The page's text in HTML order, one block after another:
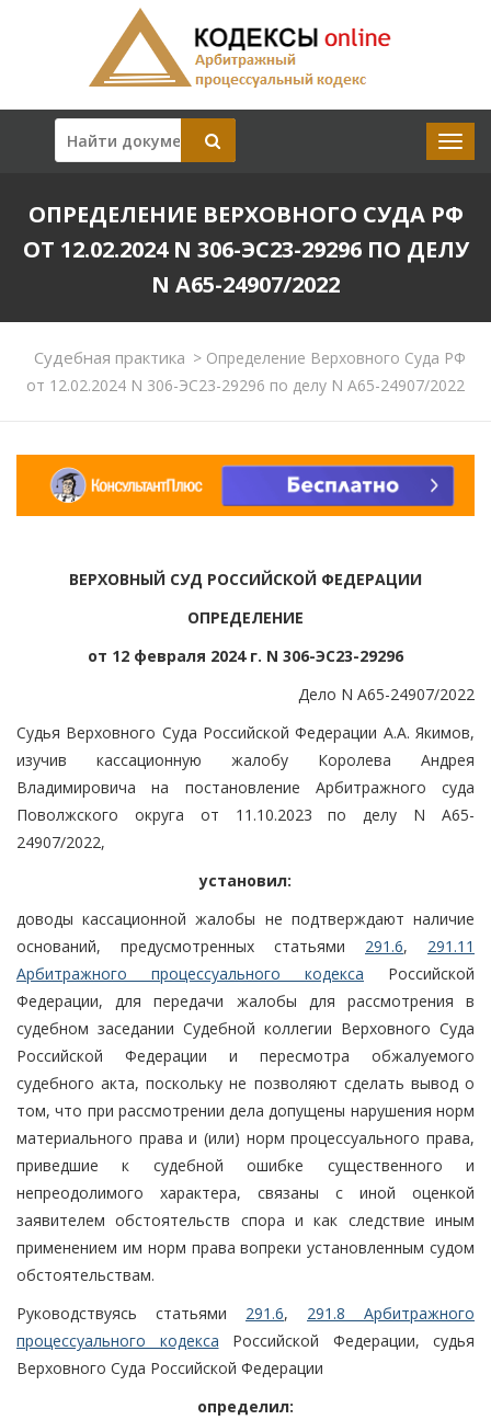
ОПРЕДЕЛЕНИЕ ВЕРХОВНОГО СУДА РФ
ОТ 12.02.2024 N 306-ЭС23-29296 ПО ДЕЛУ
N А65-24907/2022
Судебная практика >Определение Верховного Суда РФ
от 12.02.2024 N 306-ЭС23-29296 по делу N А65-24907/2022
ВЕРХОВНЫЙ СУД РОССИЙСКОЙ ФЕДЕРАЦИИ
ОПРЕДЕЛЕНИЕ
от 12 февраля 2024 г. N 306-ЭС23-29296
Дело N А65-24907/2022
Судья Верховного Суда Российской Федерации А.А. Якимов,
изучив кассационную жалобу Королева Андрея
Владимировича на постановление Арбитражного суда
Поволжского округа от 11.10.2023 по делу N А65-
24907/2022,
установил:
доводы кассационной жалобы не подтверждают наличие
оснований, предусмотренных статьями 291.6, 291.11
Арбитражного процессуального кодекса Российской
Федерации, для передачи жалобы для рассмотрения в
судебном заседании Судебной коллегии Верховного Суда
Российской Федерации и пересмотра обжалуемого
судебного акта, поскольку не позволяют сделать вывод о
том, что при рассмотрении дела допущены нарушения норм
материального права и (или) норм процессуального права,
приведшие к судебной ошибке существенного и
непреодолимого характера, связаны с иной оценкой
заявителем обстоятельств спора и как следствие иным
применением им норм права вопреки установленным судом
обстоятельствам.
Руководствуясь статьями 291.6, 291.8 Арбитражного
процессуального кодекса Российской Федерации, судья
Верховного Суда Российской Федерации
определил: